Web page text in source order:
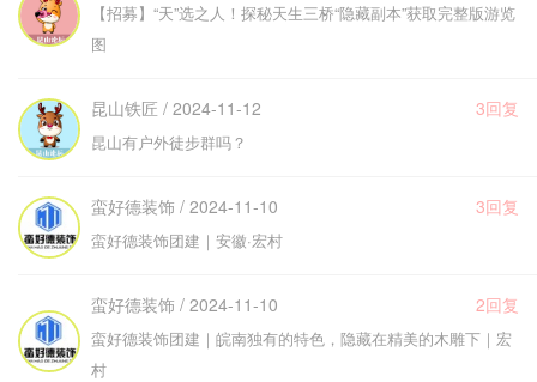
【招募】“天”选之人！探秘天生三桥“隐藏副本”获取完整版游览
图
昆山铁匠 / 2024-11-12 3回复
昆山有户外徒步群吗？
蛮好德装饰 / 2024-11-10 3回复
蛮好德装饰团建｜安徽·宏村
蛮好德装饰 / 2024-11-10 2回复
蛮好德装饰团建｜皖南独有的特色，隐藏在精美的木雕下｜宏
村